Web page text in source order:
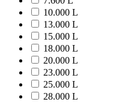
10.000 L
13.000 L
15.000 L
18.000 L
20.000 L
23.000 L
25.000 L
28.000 L